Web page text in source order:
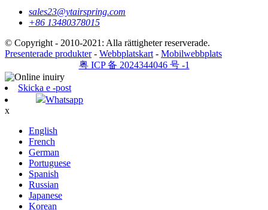
sales23@ytairspring.com
+86 13480378015
© Copyright - 2010-2021: Alla rättigheter reserverade.
Presenterade produkter- Webbplatskart- Mobilwebbplats
粤 ICP 备 2024344046 号 -1
Skicka e -post
Whatsapp
x
English
French
German
Portuguese
Spanish
Russian
Japanese
Korean